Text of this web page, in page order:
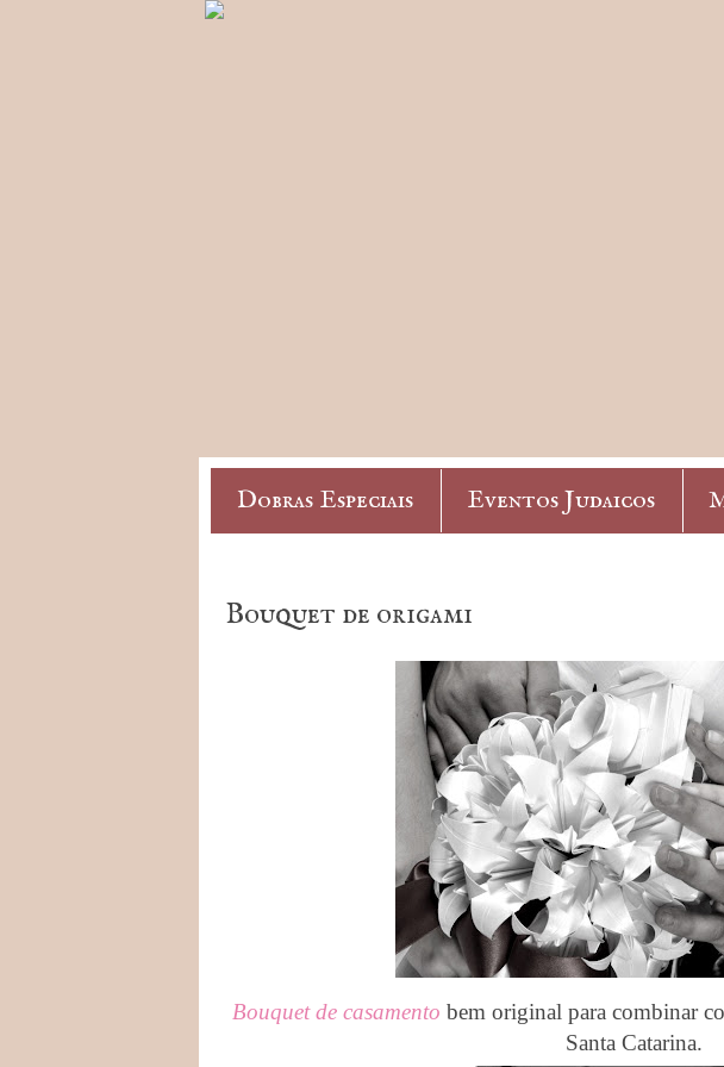
Dobras Especiais Eventos Judaicos
Bouquet de origami
Bouquet de casamento bem original para combinar
Santa Catarina.